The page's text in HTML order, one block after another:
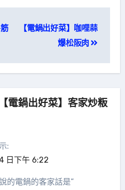
【電鍋出好菜】咖哩蒜
爆松阪肉
電鍋出好菜】客家炒粄
:
日下午 6:22
的電鍋的客家話是”